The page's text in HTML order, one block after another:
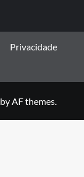
Privacidade
by AF themes.